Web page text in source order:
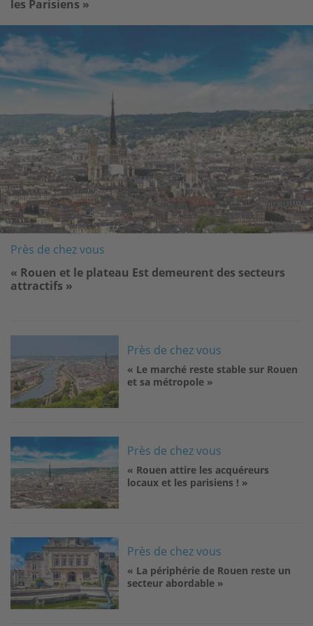
les Parisiens »
Près de chez vous
« Rouen et le plateau Est demeurent des secteurs
attractifs »
Près de chez vous
« Le marché reste stable sur Rouen
et sa métropole »
Image
Près de chez vous
« Rouen attire les acquéreurs
locaux et les parisiens ! »
Image
Près de chez vous
« La périphérie de Rouen reste un
secteur abordable »